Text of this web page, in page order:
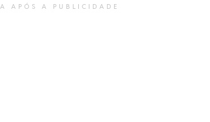
APÓS A PUBLICIDADE